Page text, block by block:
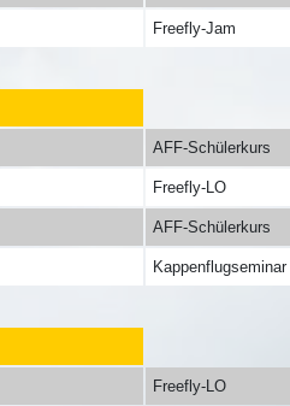
Freefly-Jam
AFF-Schülerkurs
Freefly-LO
AFF-Schülerkurs
Kappenflugseminar
Freefly-LO